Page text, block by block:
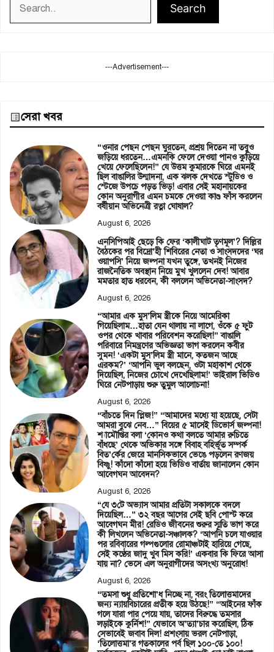
Search
---Advertisement---
সেরা খবর
“ওনার পেছন পেছন ঘুরতেন, প্রশ্রয় দিতেন না তবুও
জড়িয়ে ধরতেন…এমনকি ফেলে দেওয়া পানও কুড়িয়ে
খেয়ে ফেলেছিলেন!” যে উত্তম কুমারকে ঘিরে এমনই
ছিল বাঙালির উন্মাদনা, এক ঝলক দেখতে স্টুডিও ও
স্টেজে উপচে পড়ত ভিড়! এবার সেই মহানায়কের
কোন অনুরাগীর এমন চমকে দেওয়া কাণ্ড ফাঁস করলেন
বর্ষীয়ান অভিনেত্রী রত্না ঘোষাল?
August 6, 2026
এনসিপিআই ছেড়ে কি ফের ‘কালীঘাট তৃণমূল’? দিল্লির
বৈঠকের পর বিদ্রো’হী শিবিরের নেতা ও সাংসদদের ‘ঘর
ওয়াপসি’ নিয়ে জল্পনা যখন তুঙ্গে, তখনই নিজের
রাজনৈতিক অবস্থান নিয়ে মুখ খুললেন দেব! আবার
মমতার হাত ধরবেন, কী বললেন অভিনেতা-সাংসদ?
August 6, 2026
“আমার এক মুস’লিম স্ত্রীকে নিয়ে আমেরিকা
গিয়েছিলাম…হাতা যেন থালায় না লাগে, ওঁকে ৫ ফুট
ওপর থেকে খাবার পরিবেশন করেছিল!” বাঙালি
পরিবারে নিমন্ত্রণের অভিজ্ঞতা ভাগ করলেন কবীর
সুমন! ‘একটা মুস’লিম স্ত্রী মানে, কতজন আছে
এরকম?’ ‘আপনি ভুল বলছেন, ওটা মহাকাশ থেকে
দিয়েছিল, নিজের চোখে দেখেছিলাম!’ ভাইরাল ভিডিও
ঘিরে নেটপাড়ায় শুরু তুমুল আলোচনা!
August 6, 2026
“বাঁচতে দিন প্লিজ!” “আমাদের মধ্যে যা হয়েছে, সেটা
আমরা বুঝে নেব…” বিয়ের ৫ মাসেই ডিভোর্স জল্পনা!
শ্যামৌপ্তির বলা ‘কোনও কথা বলতে আমার রুচিতে
বাঁধছে’ থেকে অভিকার সঙ্গে বিবাহ বহির্ভূত সম্পর্ক
বিত’র্কের জেরে মানসিকভাবে ভেঙে পড়লেন রণজয়
বিষ্ণু! কাঁদো কাঁদো হয়ে ভিডিও বার্তায় জানালেন কোন
আবেগঘন আবেদন?
August 6, 2026
“যে ৩টে অভ্যাস আমার প্রতিটা সকালকে বদলে
দিয়েছিল…” ৩২ বছর আগের সেই ছবি পোস্ট করে
আবেগঘন মীর! রেডিও জীবনের শুরুর স্মৃতি ভাগ করে
কী লিখলেন অভিনেতা-সঞ্চালক? ‘আপনি চলে যাওয়ার
পর রবিবারের গল্পগুলোর রোমাঞ্চটাই হারিয়ে গেছে,
সেই কণ্ঠের জাদু খুব মিস করি!’ একবার কি ফিরে আসা
যায় না? ভেসে এল অনুরাগীদের অসংখ্য অনুরোধ!
August 6, 2026
“তমসা শুধু প্রতিশো’ধ নিচ্ছে না, বরং তিলোত্তমাদের
জন্য ন্যায়বিচারের প্রতীক হয়ে উঠছে!” “আইনের ফাঁক
গলে যারা পার পেয়ে যায়, তাদের বিরুদ্ধে তমসার
লড়াইকে কুর্নিশ!” যেভাবে অ’ত্যা’চার করেছিল, ঠিক
সেভাবেই জবাব দিল! প্রশংসায় ভরল নেটপাড়া,
‘তিলোত্তমা’র গতকালের পর্ব ছিল ১০০-তে ১০০!